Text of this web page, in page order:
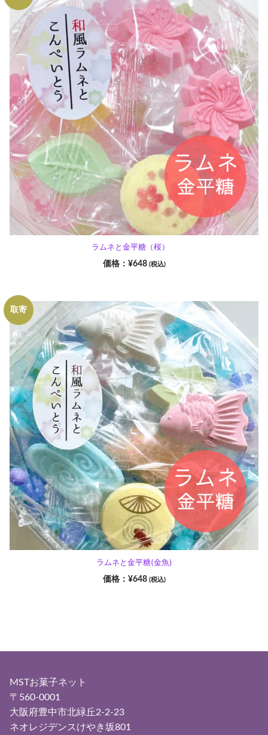
ラムネと金平糖（桜）
¥648 (税込)
取寄
ラムネと金平糖(金魚)
¥648 (税込)
MSTお菓子ネット
〒560-0001
大阪府豊中市北緑丘2-2-23
ネオレジデンスけやき坂801